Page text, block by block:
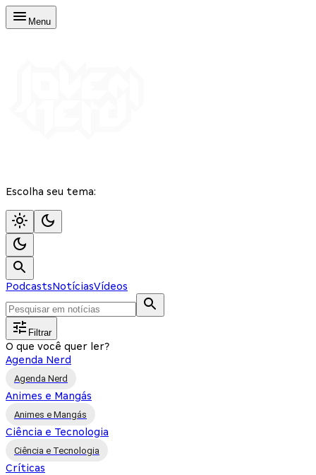
Menu
Escolha seu tema:
PodcastsNotíciasVídeos
Filtrar
O que você quer ler?
Agenda Nerd
Agenda Nerd
Animes e Mangás
Animes e Mangás
Ciência e Tecnologia
Ciência e Tecnologia
Críticas